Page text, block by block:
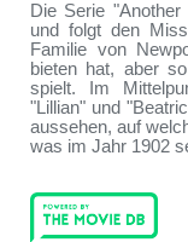
Die Serie
und folgt den
Familie von
bieten hat, aber
spielt. Im
"Lillian" und
aussehen, auf
was im Jahr 1902